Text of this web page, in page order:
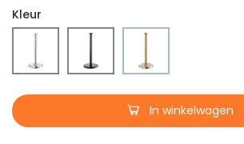
Kleur
In winkelwagen